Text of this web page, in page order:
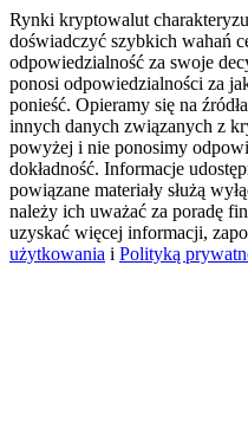
USDT New User
USDT Flexible Staking |
New Listing Futures Fest
Trade New Futures,
Rynki kryptowalut
doświadczyć szybkich wahań
odpowiedzialność za swoje
ponosi odpowiedzialności za
ponieść. Opieramy się na
innych danych związanych z
powyżej i nie ponosimy
dokładność. Informacje
powiązane materiały służą
należy ich uważać za poradę
uzyskać więcej informacji,
użytkowania i Polityką